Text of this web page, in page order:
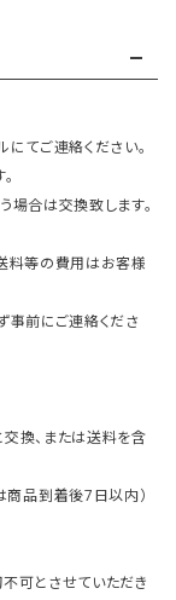
てご連絡ください。
合は交換致します。
料等の費用はお客様
事前にご連絡くださ
換、または送料を含
商品到着後7日以内）
可とさせていただき